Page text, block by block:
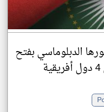
الدبلوماسي بفتح